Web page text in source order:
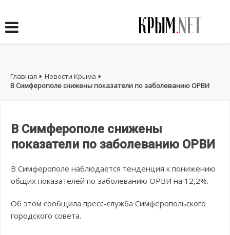
Главная
Новости Крыма
В Симферополе снижены показатели по заболеванию ОРВИ
В Симферополе снижены
показатели по заболеванию ОРВИ
В Симферополе наблюдается тенденция к понижению
общих показателей по заболеванию ОРВИ на 12,2%.
Об этом сообщила пресс-служба Симферопольского
городского совета.